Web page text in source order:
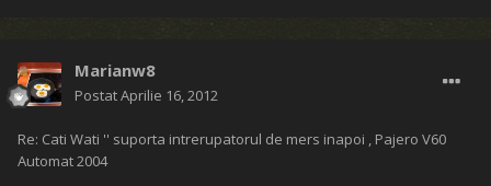
Marianw8
PostatAprilie 16, 2012
Re: Cati Wati '' suporta intrerupatorul de mers inapoi , Pajero V60
Automat 2004